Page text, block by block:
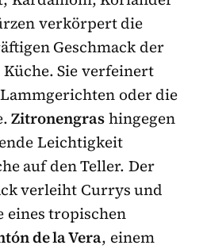
verkörpert die
Geschmack der
Sie verfeinert
oder die
Zitronengrashingegen
Leichtigkeit
auf den Teller. Der
verleiht Currys und
eines tropischen
de la Vera, einem